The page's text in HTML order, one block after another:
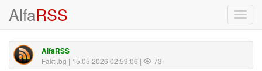
AlfaRSS
AlfaRSS
Fakti.bg | 15.05.2026 02:59:06 | 73